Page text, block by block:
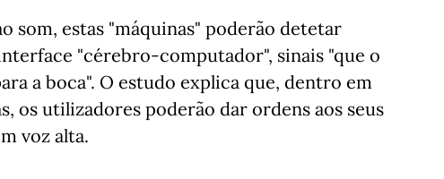
som, estas "máquinas" poderão detetar
"cérebro-computador", sinais "que o
a boca". O estudo explica que, dentro em
os utilizadores poderão dar ordens aos seus
voz alta.